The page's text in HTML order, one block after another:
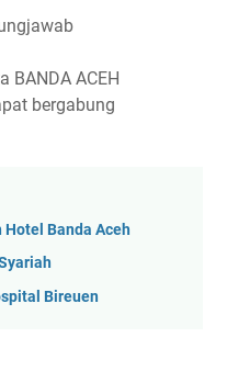
BANDA ACEH
bergabung
Hotel Banda Aceh
Bireuen